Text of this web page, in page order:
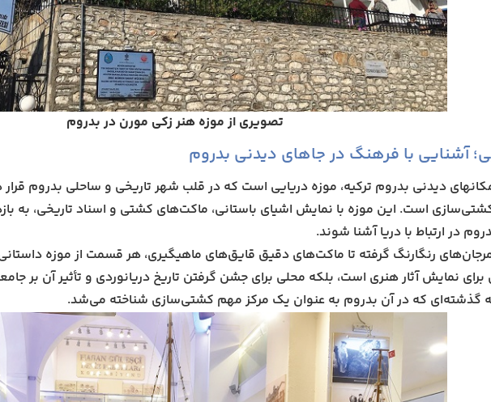
تصویری از موزه هنر زکی مورن در بدروم
آشنایی با فرهنگ در جاهای دیدنی بدروم
دیدنی بدروم ترکیه، موزه دریایی است که در قلب شهر تاریخی و ساحلی بدروم قرار
است. این موزه با نمایش اشیای باستانی، ماکت‌های کشتی و اسناد تاریخی، به
در ارتباط با دریا آشنا شوند.
رنگارنگ گرفته تا ماکت‌های دقیق قایق‌های ماهیگیری، هر قسمت از موزه
نمایش آثار هنری است، بلکه محلی برای جشن گرفتن تاریخ دریانوردی و تأثیر آن بر
که در آن بدروم به عنوان یک مرکز مهم کشتی‌سازی شناخته می‌شد.